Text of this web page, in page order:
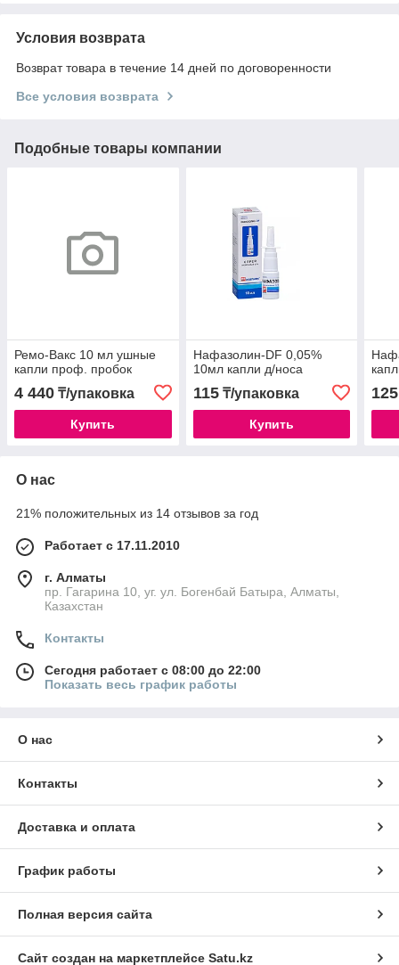
Условия возврата
Возврат товара в течение 14 дней по договоренности
Все условия возврата
Подобные товары компании
Ремо-Вакс 10 мл ушные
капли проф. пробок
4 440 ₸/упаковка
Купить
Нафазолин-DF 0,05%
10мл капли д/носа
115₸/упаковка
Купить
125
О нас
21% положительных из 14 отзывов за год
Работает с 17.11.2010
г. Алматы
пр. Гагарина 10, уг. ул. Богенбай Батыра, Алматы,
Казахстан
Контакты
Сегодня работает с 08:00 до 22:00
Показать весь график работы
О нас
Контакты
Доставка и оплата
График работы
Полная версия сайта
Сайт создан на маркетплейсе Satu.kz